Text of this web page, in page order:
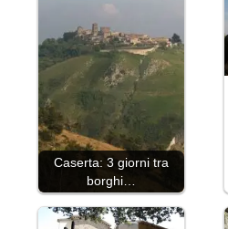
Caserta: 3 giorni tra
borghi…